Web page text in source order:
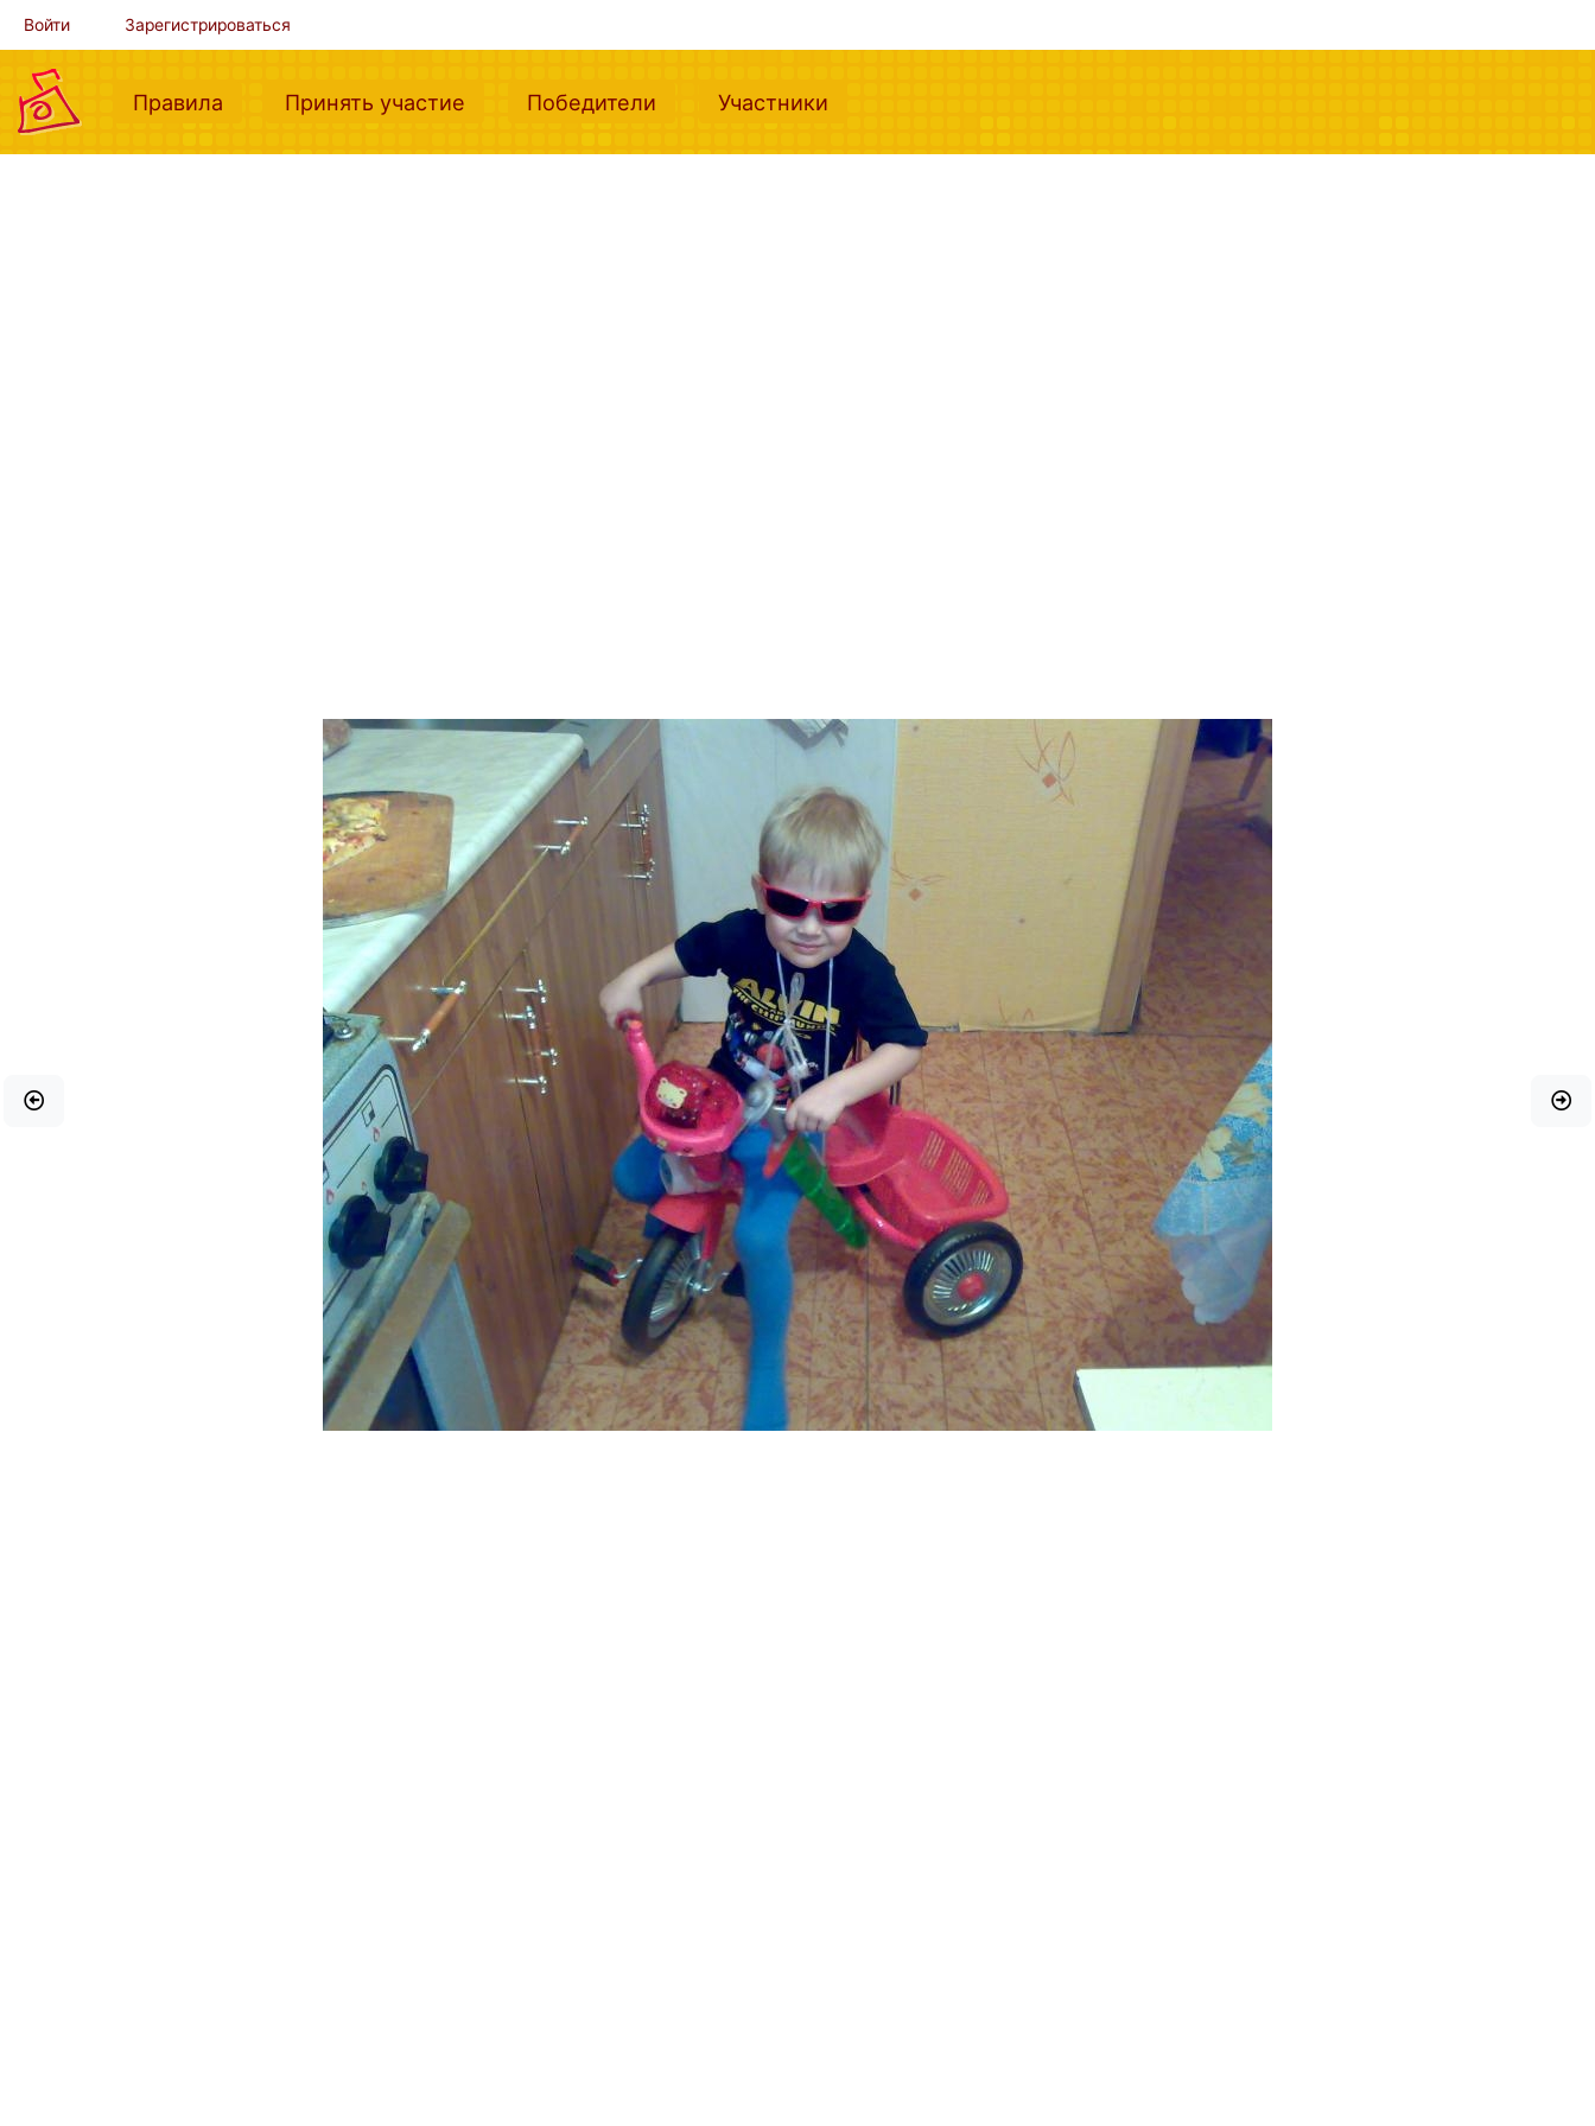
Войти Зарегистрироваться
Правила (current)Принять участие (current)Победители (current)Участники